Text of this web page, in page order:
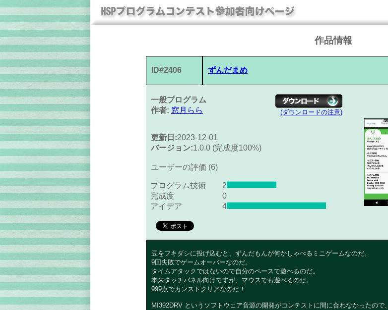
作品情報
ID#2406 ずんだまめ
一般プログラム
作者: 窓月らら (ダウンロードの注意)
更新日:2023-12-01
バージョン:1.0.0 (完成度100%)
ユーザーの評価 (6)
プログラム技術
2
完成度
0
アイデア
4
豆をフキダシに投げ込むと、ずんだもんが何かしゃべるミニゲームなのだ。
9回失敗でゲームオーバーなのだ。
タイムアタックではないので自分のペースで遊べるのだ。
本来タッチパネル向けですが、マウスでも遊べるのだ。
999点でカンストクリアなのだ！
MI392DRV というソフトウェア音源の開発がコンテストに間に合わなかったので、